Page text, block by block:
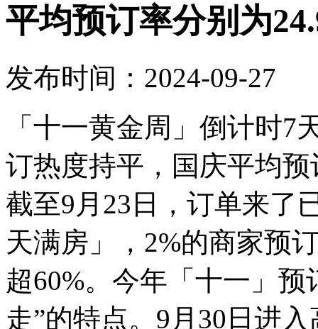
平均预订率分别为
发布时间：2024-09-27
「十一黄金周」倒计时
订热度持平，国庆平均预
截至9月23日，订单来了
天满房」，2%的商家预
超60%。今年「十一」
走”的特点。9月30日进